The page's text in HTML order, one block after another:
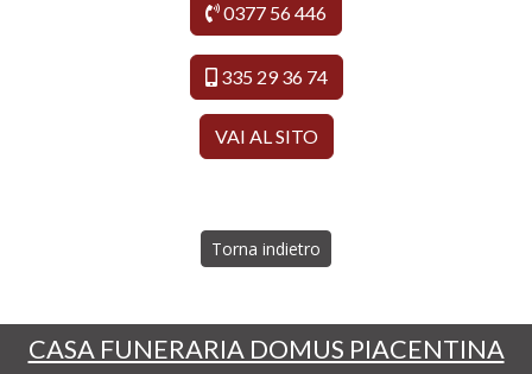
0377 56 446
335 29 36 74
VAI AL SITO
Torna indietro
CASA FUNERARIA DOMUS PIACENTINA